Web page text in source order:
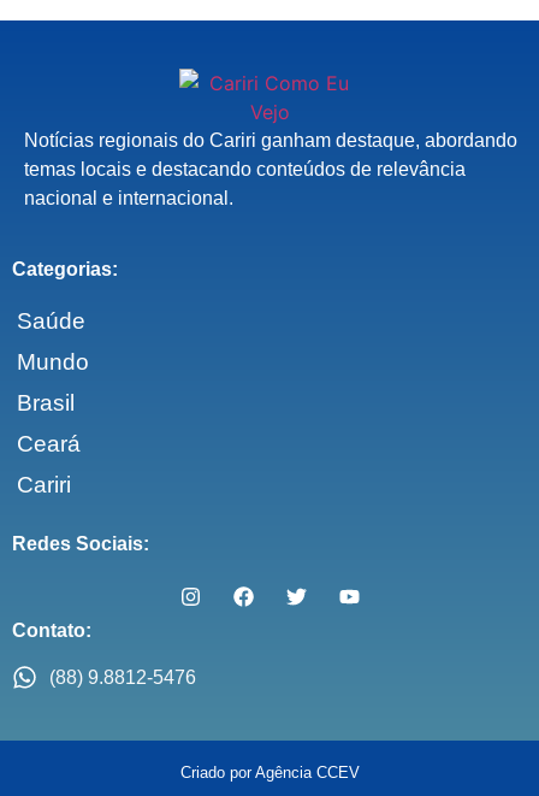
Notícias regionais do Cariri ganham destaque, abordando
temas locais e destacando conteúdos de relevância
nacional e internacional.
Categorias:
Saúde
Mundo
Brasil
Ceará
Cariri
Redes Sociais:
Contato:
(88) 9.8812-5476
Criado por Agência CCEV